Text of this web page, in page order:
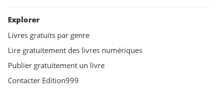
Explorer
Livres gratuits par genre
Lire gratuitement des livres numériques
Publier gratuitement un livre
Contacter Edition999